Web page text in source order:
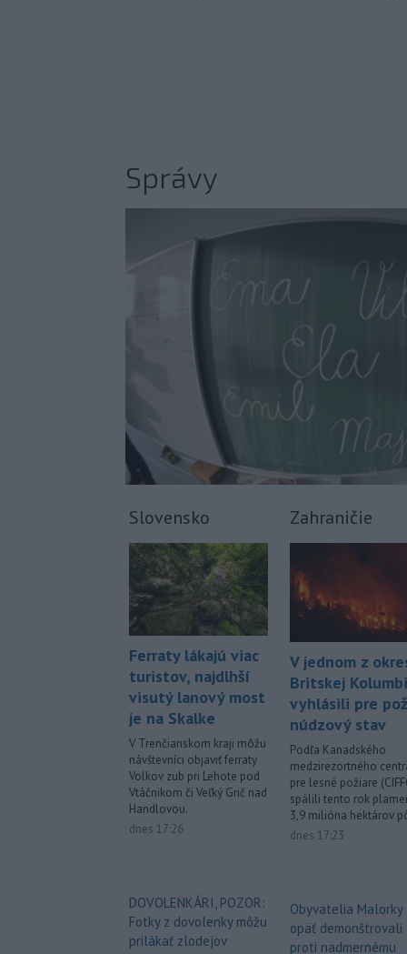
Správy
Slovensko
Ferraty lákajú viac
turistov, najdlhší
visutý lanový most
je na Skalke
V Trenčianskom kraji môžu
návštevníci objaviť ferraty
Volkov zub pri Lehote pod
Vtáčnikom či Veľký Grič nad
Handlovou.
dnes 17:26
DOVOLENKÁRI, POZOR:
Fotky z dovolenky môžu
prilákať zlodejov
Zahraničie
V jednom z
Britskej
vyhlásili pre
núdzový stav
Podľa Kanadského
medzirezortného
pre lesné požiare
spálili tento rok
3,9 milióna hektárov
dnes 17:23
Obyvatelia Malorky
opäť demonštrovali
proti nadmernému